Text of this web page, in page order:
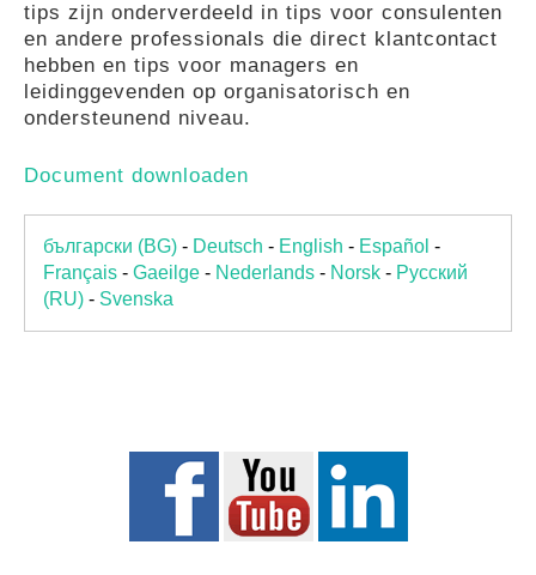
tips zijn onderverdeeld in tips voor consulenten
en andere professionals die direct klantcontact
hebben en tips voor managers en
leidinggevenden op organisatorisch en
ondersteunend niveau.
Document downloaden
български (BG) - Deutsch - English - Español -
Français - Gaeilge - Nederlands - Norsk - Pусский
(RU) - Svenska